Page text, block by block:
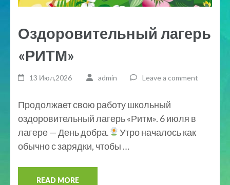
Оздоровительный лагерь
«РИТМ»
13 Июл,2026 admin Leave a comment
Продолжает свою работу школьный
оздоровительный лагерь «Ритм». 6 июля в
лагере — День добра.
Утро началось как
обычно с зарядки, чтобы …
READ MORE